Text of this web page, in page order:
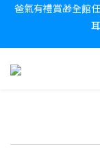
新會員
爸氣有禮賞🎁全館
炎熱夏日救星☀️秒